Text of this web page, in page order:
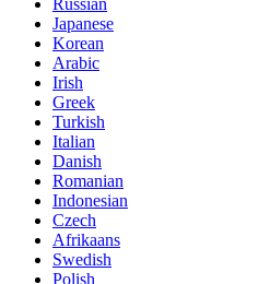
Japanese
Korean
Arabic
Irish
Greek
Turkish
Italian
Danish
Romanian
Indonesian
Czech
Afrikaans
Swedish
Polish